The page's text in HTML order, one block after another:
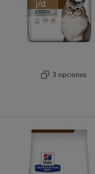
3 opciones